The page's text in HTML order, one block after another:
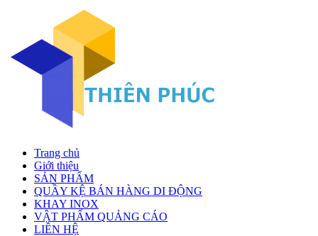
Trang chủ
Giới thiệu
SẢN PHẨM
QUẦY KỆ BÁN HÀNG DI ĐỘNG
KHAY INOX
VẬT PHẨM QUẢNG CÁO
LIÊN HỆ